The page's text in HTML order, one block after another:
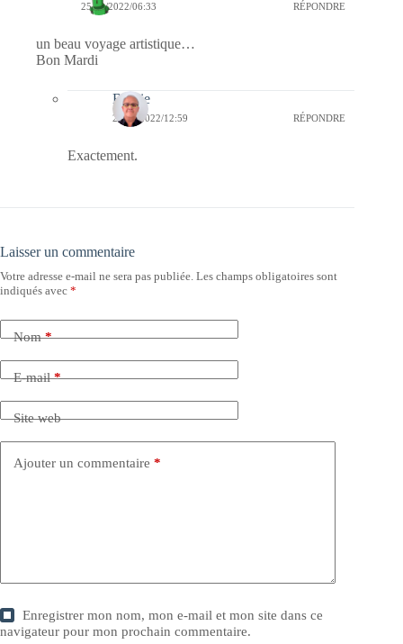
25/10/2022/06:33 RÉPONDRE
un beau voyage artistique…
Bon Mardi
Bernie
25/10/2022/12:59 RÉPONDRE
Exactement.
Laisser un commentaire
Votre adresse e-mail ne sera pas publiée. Les champs obligatoires sont
indiqués avec *
Nom*
E-mail*
Site web
Ajouter un commentaire *
Enregistrer mon nom, mon e-mail et mon site dans ce
navigateur pour mon prochain commentaire.